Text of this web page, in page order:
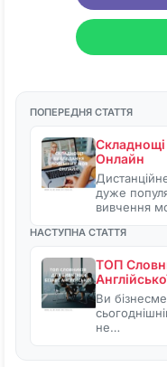
ПОПЕРЕДНЯ СТАТТЯ
Онлайн
дуже
вивчення
НАСТУПНА СТАТТЯ
ТОП
Ви
не…